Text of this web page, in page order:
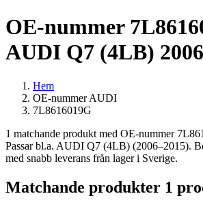
OE-nummer
AUDI Q7 (4LB)
Hem
OE-nummer AUDI
7L8616019G
1 matchande produkt med OE-nummer
Passar bl.a. AUDI Q7 (4LB) (2006–2015).
med snabb leverans från lager i Sverige.
Matchande produkter 1